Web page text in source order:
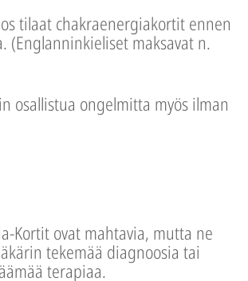
tilaat chakraenergiakortit ennen
(Englanninkieliset maksavat n.
osallistua ongelmitta myös ilman
Kortit ovat mahtavia, mutta ne
tekemää diagnoosia tai
terapiaa.